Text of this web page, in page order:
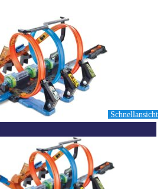
Schnellansicht